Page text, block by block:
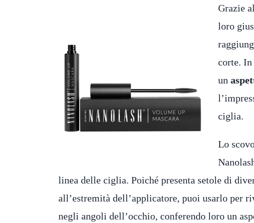
Grazie
loro
corte. In
un
ciglia.
Lo
linea delle ciglia. Poiché presenta setole di
all’estremità dell’applicatore, puoi usarlo per
negli angoli dell’occhio, conferendo loro un